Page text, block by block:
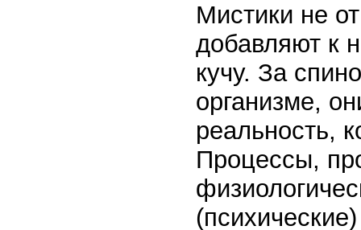
Мистики не
добавляют к
кучу. За
организме,
реальность,
Процессы,